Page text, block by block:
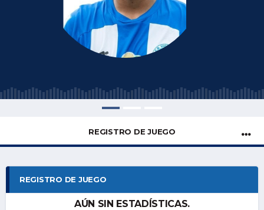
REGISTRO DE JUEGO
REGISTRO DE JUEGO
AÚN SIN ESTADÍSTICAS.